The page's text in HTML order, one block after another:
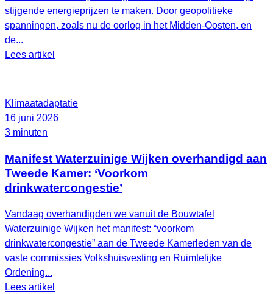
stijgende energieprijzen te maken. Door geopolitieke
spanningen, zoals nu de oorlog in het Midden-Oosten, en
de...
Lees artikel
Klimaatadaptatie
16 juni 2026
3 minuten
Manifest Waterzuinige Wijken overhandigd aan
Tweede Kamer: ‘Voorkom
drinkwatercongestie’
Vandaag overhandigden we vanuit de Bouwtafel
Waterzuinige Wijken het manifest: “voorkom
drinkwatercongestie” aan de Tweede Kamerleden van de
vaste commissies Volkshuisvesting en Ruimtelijke
Ordening...
Lees artikel